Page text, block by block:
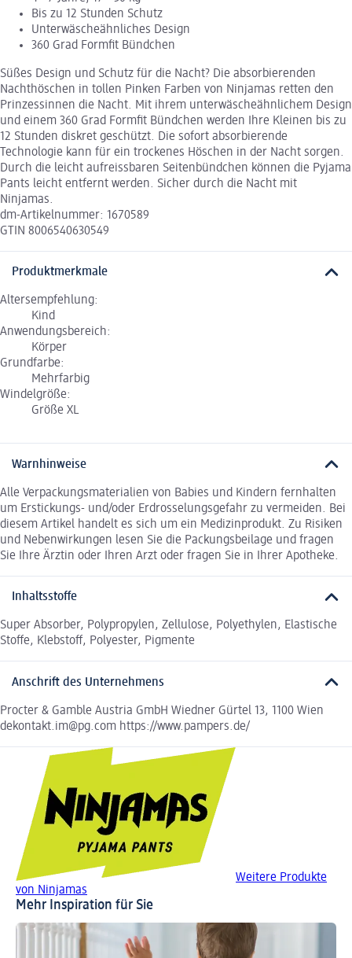
Bis zu 12 Stunden Schutz
Unterwäscheähnliches Design
360 Grad Formfit Bündchen
Süßes Design und Schutz für die Nacht? Die absorbierenden
Nachthöschen in tollen Pinken Farben von Ninjamas retten den
Prinzessinnen die Nacht. Mit ihrem unterwäscheähnlichem Design
und einem 360 Grad Formfit Bündchen werden Ihre Kleinen bis zu
12 Stunden diskret geschützt. Die sofort absorbierende
Technologie kann für ein trockenes Höschen in der Nacht sorgen.
Durch die leicht aufreissbaren Seitenbündchen können die Pyjama
Pants leicht entfernt werden. Sicher durch die Nacht mit
Ninjamas.
dm-Artikelnummer: 1670589
GTIN 8006540630549
Produktmerkmale
Altersempfehlung:
Kind
Anwendungsbereich:
Körper
Grundfarbe:
Mehrfarbig
Windelgröße:
Größe XL
Warnhinweise
Alle Verpackungsmaterialien von Babies und Kindern fernhalten
um Erstickungs- und/oder Erdrosselungsgefahr zu vermeiden. Bei
diesem Artikel handelt es sich um ein Medizinprodukt. Zu Risiken
und Nebenwirkungen lesen Sie die Packungsbeilage und fragen
Sie Ihre Ärztin oder Ihren Arzt oder fragen Sie in Ihrer Apotheke.
Inhaltsstoffe
Super Absorber, Polypropylen, Zellulose, Polyethylen, Elastische
Stoffe, Klebstoff, Polyester, Pigmente
Anschrift des Unternehmens
Procter & Gamble Austria GmbH Wiedner Gürtel 13, 1100 Wien
dekontakt.im@pg.com https://www.pampers.de/
Weitere Produkte
von Ninjamas
Mehr Inspiration für Sie